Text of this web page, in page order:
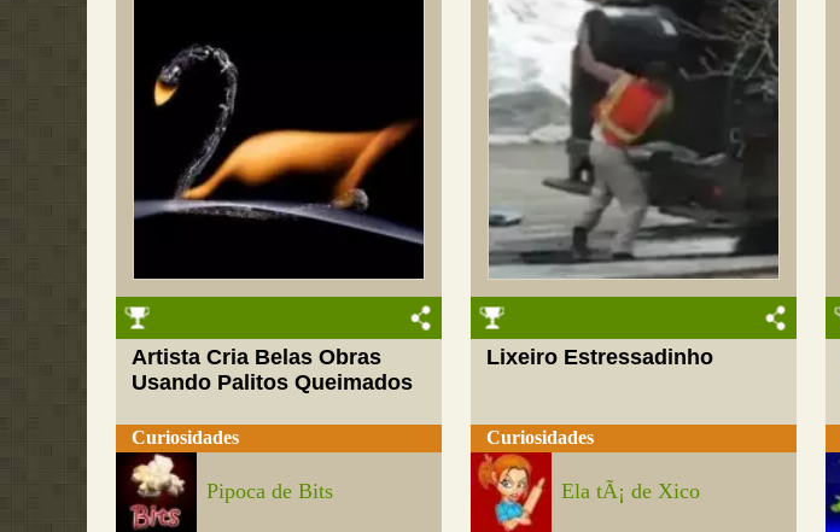
Artista Cria Belas Obras
Usando Palitos Queimados
Curiosidades
Pipoca de Bits
Lixeiro Estressadinho
Curiosidades
Ela tÃ¡ de Xico